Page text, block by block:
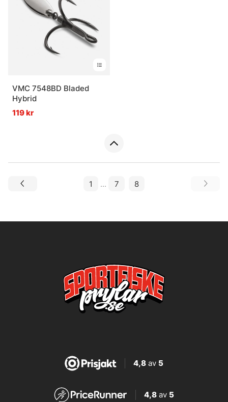
VMC 7548BD Bladed
Hybrid
119 kr
1 ... 7 8
4,8av 5
4,8 av 5